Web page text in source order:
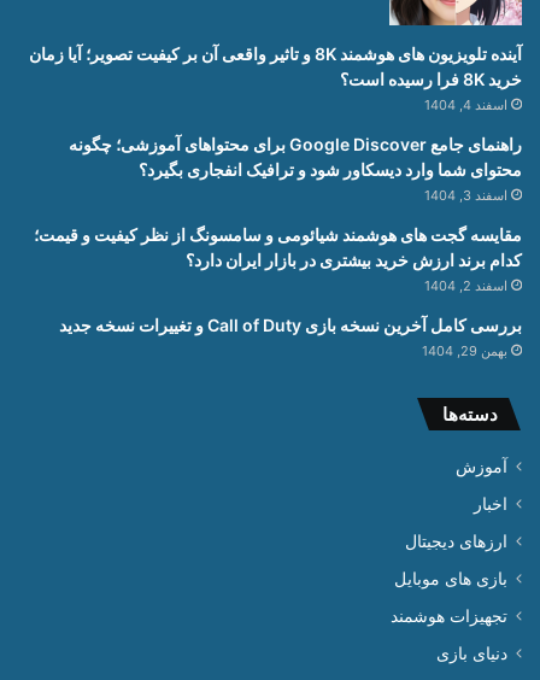
آینده تلویزیون های هوشمند 8K و تاثیر واقعی آن بر کیفیت تصویر؛ آیا زمان
خرید 8K فرا رسیده است؟
اسفند 4, 1404
راهنمای جامع Google Discover برای محتواهای آموزشی؛ چگونه
محتوای شما وارد دیسکاور شود و ترافیک انفجاری بگیرد؟
اسفند 3, 1404
مقایسه گجت های هوشمند شیائومی و سامسونگ از نظر کیفیت و قیمت؛
کدام برند ارزش خرید بیشتری در بازار ایران دارد؟
اسفند 2, 1404
بررسی کامل آخرین نسخه بازی Call of Duty و تغییرات نسخه جدید
بهمن 29, 1404
دسته‌ها
آموزش
اخبار
ارزهای دیجیتال
بازی های موبایل
تجهیزات هوشمند
دنیای بازی